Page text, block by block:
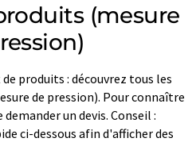
(mesure
produits : découvrez tous les
de pression). Pour connaître
un devis. Conseil :
ci-dessous afin d'afficher des